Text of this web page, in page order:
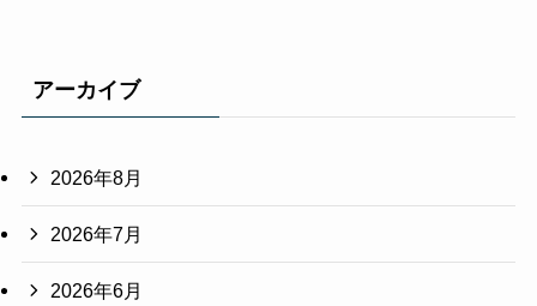
アーカイブ
2026年8月
2026年7月
2026年6月